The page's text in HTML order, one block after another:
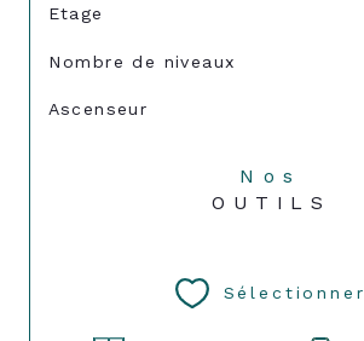
Etage
Nombre de niveaux
Ascenseur
Nos
OUTILS
Sélectionner